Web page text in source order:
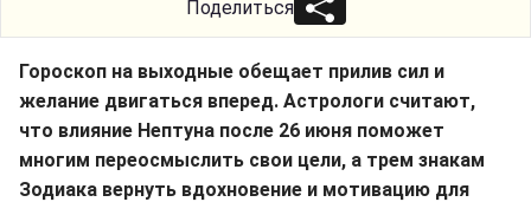
Поделиться
Гороскоп на выходные обещает прилив сил и
желание двигаться вперед. Астрологи считают,
что влияние Нептуна после 26 июня поможет
многим переосмыслить свои цели, а трем знакам
Зодиака вернуть вдохновение и мотивацию для